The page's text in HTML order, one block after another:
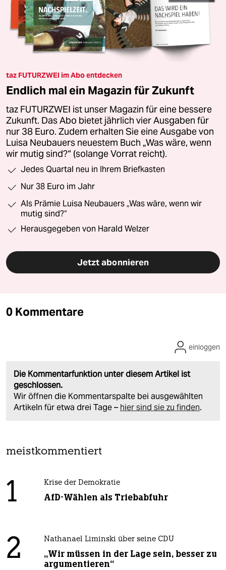
taz FUTURZWEI im Abo entdecken
Endlich mal ein Magazin für Zukunft
taz FUTURZWEI ist unser Magazin für eine bessere
Zukunft. Das Abo bietet jährlich vier Ausgaben für
nur 38 Euro. Zudem erhalten Sie eine Ausgabe von
Luisa Neubauers neuestem Buch „Was wäre, wenn
wir mutig sind?“ (solange Vorrat reicht).
Jedes Quartal neu in Ihrem Briefkasten
Nur 38 Euro im Jahr
Als Prämie Luisa Neubauers „Was wäre, wenn wir
mutig sind?“
Herausgegeben von Harald Welzer
Jetzt abonnieren
0 Kommentare
Die Kommentarfunktion unter diesem Artikel ist
geschlossen.
Wir öffnen die Kommentarspalte bei ausgewählten
Artikeln für etwa drei Tage – hier sind sie zu finden.
einloggen
meistkommentiert
1 Krise der Demokratie
AfD-Wählen als Triebabfuhr
2 Nathanael Liminski über seine CDU
„Wir müssen in der Lage sein, besser zu
argumentieren“